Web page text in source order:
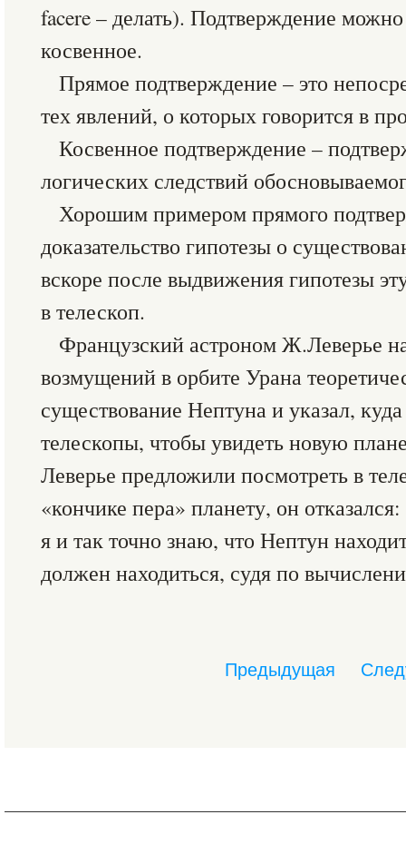
facere – делать). Подтверждение
косвенное.
Прямое подтверждение – это
тех явлений, о которых говорится в
Косвенное подтверждение –
логических следствий
Хорошим примером прямого
доказательство гипотезы о
вскоре после выдвижения гипотезы
в телескоп.
Французский астроном Ж.Леверье
возмущений в орбите Урана
существование Нептуна и указал,
телескопы, чтобы увидеть новую
Леверье предложили посмотреть в
«кончике пера» планету, он
я и так точно знаю, что Нептун
должен находиться, судя по
Предыдущая